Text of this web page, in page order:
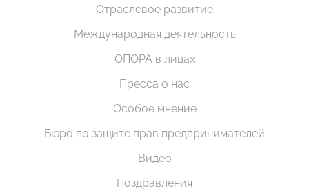
Отраслевое развитие
Международная деятельность
ОПОРА в лицах
Пресса о нас
Особое мнение
Бюро по защите прав предпринимателей
Видео
Поздравления